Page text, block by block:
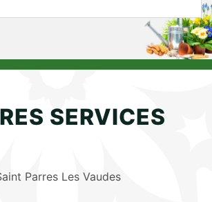
SERVICES
Parres Les Vaudes